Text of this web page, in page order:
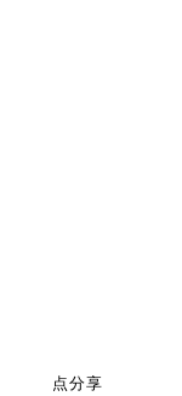
点分享